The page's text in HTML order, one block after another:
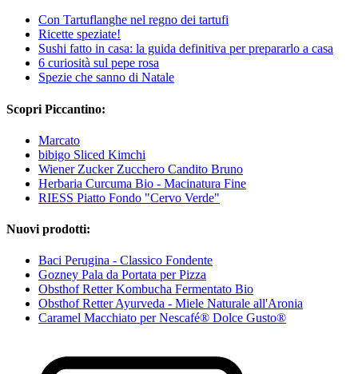
Con Tartuflanghe nel regno dei tartufi
Ricette speziate!
Sushi fatto in casa: la guida definitiva per prepararlo a casa
6 curiosità sul pepe rosa
Spezie che sanno di Natale
Scopri Piccantino:
Marcato
bibigo Sliced Kimchi
Wiener Zucker Zucchero Candito Bruno
Herbaria Curcuma Bio - Macinatura Fine
RIESS Piatto Fondo "Cervo Verde"
Nuovi prodotti:
Baci Perugina - Classico Fondente
Gozney Pala da Portata per Pizza
Obsthof Retter Kombucha Fermentato Bio
Obsthof Retter Ayurveda - Miele Naturale all'Aronia
Caramel Macchiato per Nescafé® Dolce Gusto®